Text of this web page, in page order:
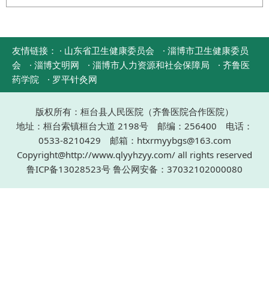
友情链接： · 山东省卫生健康委员会
· 淄博市卫生健康委员
会
· 淄博文明网 · 淄博市人力资源和社会保障局
· 齐鲁医
药学院
· 罗平针灸网
版权所有：桓台县人民医院（齐鲁医院合作医院）
地址：桓台索镇桓台大道 2198号 邮编：256400 电话：
0533-8210429 邮箱：htxrmyybgs@163.com
Copyright@http://www.qlyyhzyy.com/ all rights reserved
鲁ICP备13028523号 鲁公网安备：37032102000080